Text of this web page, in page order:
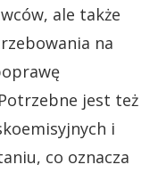
ale także
na
jest też
i
co oznacza